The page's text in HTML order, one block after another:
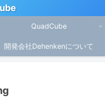
QuadCube
開発会社Dehenkenについて